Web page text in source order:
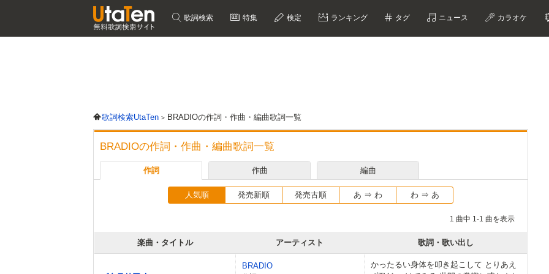
歌詞検索 特集 検定 ランキング タグ ニュース カラオケ
歌詞検索UtaTen BRADIOの作詞・作曲・編曲歌詞一覧
BRADIOの作詞・作曲・編曲歌詞一覧
作詞 作曲 編曲
人気順 発売新順 発売古順 あ ⇒ わ わ ⇒ あ
1 曲中 1-1 曲を表示
楽曲・タイトル アーティスト 歌詞・歌い出し
BRADIO
かったるい身体を叩き起こして とりあえ